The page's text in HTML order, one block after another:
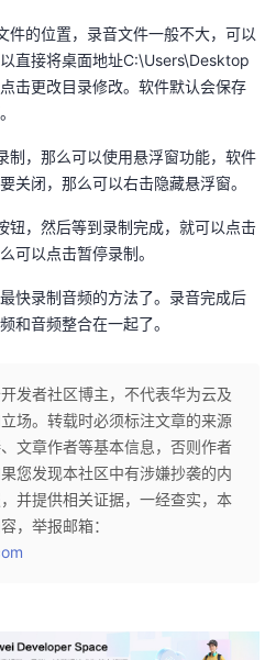
件的位置，录音文件一般不大，可以
直接将桌面地址C:\Users\Desktop
击更改目录修改。软件默认会保存
制，那么可以使用悬浮窗功能，软件
关闭，那么可以右击隐藏悬浮窗。
钮，然后等到录制完成，就可以点击
可以点击暂停录制。
快录制音频的方法了。录音完成后
和音频整合在一起了。
发者社区博主，不代表华为云及
场。转载时必须标注文章的来源
文章作者等基本信息，否则作者
您发现本社区中有涉嫌抄袭的内
并提供相关证据，一经查实，本
，举报邮箱：